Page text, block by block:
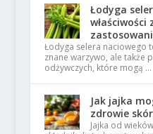
Łodyga
Łodyga selera naciowego
znane warzywo, ale także
odżywczych, które mogą …
Jak jajka
zdrowie
Jajka od